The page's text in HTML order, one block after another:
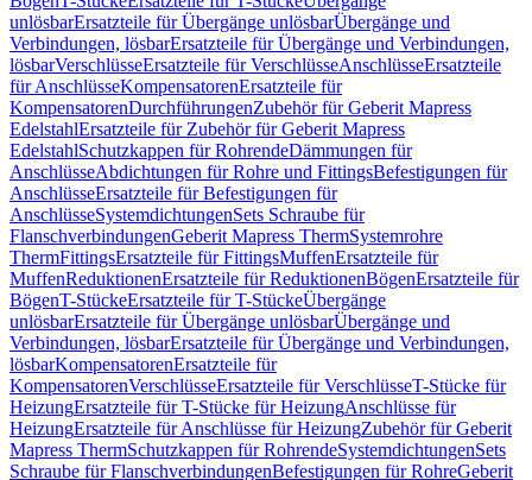
unlösbarErsatzteile für Übergänge unlösbarÜbergänge und
Verbindungen, lösbarErsatzteile für Übergänge und Verbindungen,
lösbarVerschlüsseErsatzteile für VerschlüsseAnschlüsseErsatzteile
für AnschlüsseKompensatorenErsatzteile für
KompensatorenDurchführungenZubehör für Geberit Mapress
EdelstahlErsatzteile für Zubehör für Geberit Mapress
EdelstahlSchutzkappen für RohrendeDämmungen für
AnschlüsseAbdichtungen für Rohre und FittingsBefestigungen für
AnschlüsseErsatzteile für Befestigungen für
AnschlüsseSystemdichtungenSets Schraube für
FlanschverbindungenGeberit Mapress ThermSystemrohre
ThermFittingsErsatzteile für FittingsMuffenErsatzteile für
MuffenReduktionenErsatzteile für ReduktionenBögenErsatzteile für
BögenT-StückeErsatzteile für T-StückeÜbergänge
unlösbarErsatzteile für Übergänge unlösbarÜbergänge und
Verbindungen, lösbarErsatzteile für Übergänge und Verbindungen,
lösbarKompensatorenErsatzteile für
KompensatorenVerschlüsseErsatzteile für VerschlüsseT-Stücke für
HeizungErsatzteile für T-Stücke für HeizungAnschlüsse für
HeizungErsatzteile für Anschlüsse für HeizungZubehör für Geberit
Mapress ThermSchutzkappen für RohrendeSystemdichtungenSets
Schraube für FlanschverbindungenBefestigungen für RohreGeberit